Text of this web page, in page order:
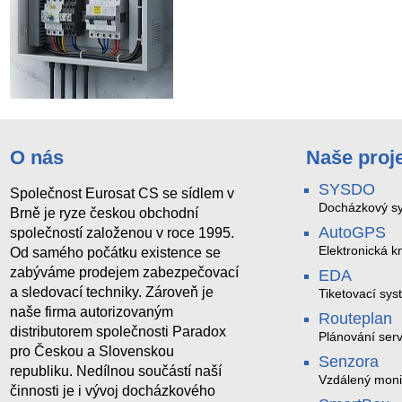
O nás
Společnost Eurosat CS se sídlem v
Brně je ryze českou obchodní
společností založenou v roce 1995.
Od samého počátku existence se
zabýváme prodejem zabezpečovací
a sledovací techniky. Zároveň je
naše firma autorizovaným
distributorem společnosti Paradox
pro Českou a Slovenskou
republiku. Nedílnou součástí naší
činnosti je i vývoj docházkového
Naše
SYSDO
Docházkový
AutoGPS
Elektronická
EDA
Tiketovací
Routeplan
Plánování
Senzora
Vzdálený